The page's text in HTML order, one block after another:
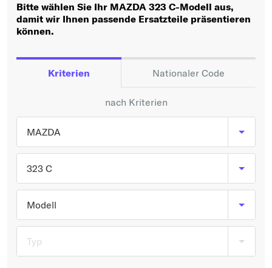
Oder
Oder Fahrzeugauswahl nach Kriterien:
Hersteller wählen
Typ wählen
Bitte wählen Sie Ihr MAZDA 323 C-Modell aus,
damit wir Ihnen passende Ersatzteile präsentieren
können.
Kriterien Nationaler Code
nach Kriterien
MAZDA
323 C
Modell
Typ